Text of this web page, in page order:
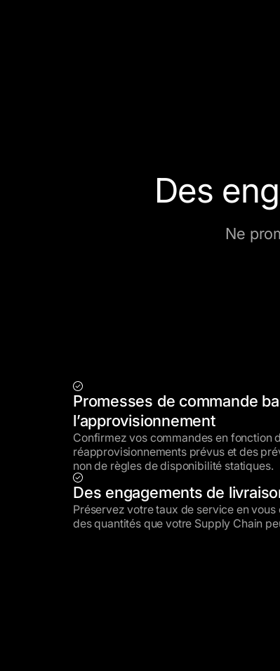
Des
Ne
Promesses de commande
l’approvisionnement
Confirmez vos commandes en fonction
réapprovisionnements prévus et des
non de règles de disponibilité statiques.
Des engagements de
Préservez votre taux de service en
des quantités que votre Supply Chain